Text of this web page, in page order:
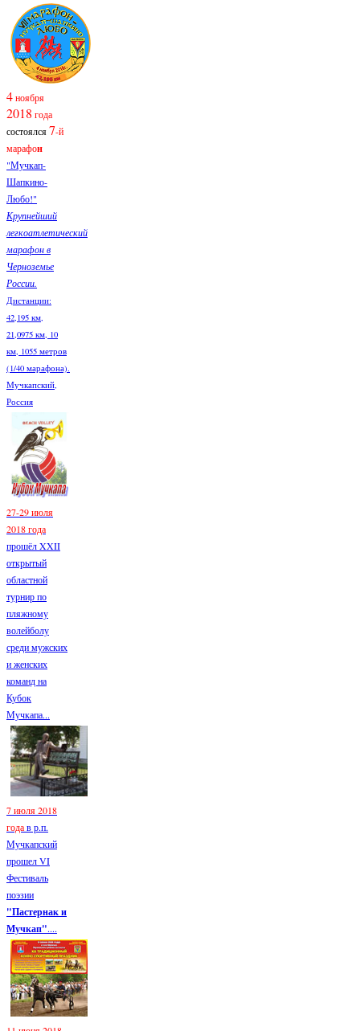
4ноября
2018 года
состоялся7-й
марафон
"Мучкап-
Шапкино-
Любо!"
Крупнейший
легкоатлетический
марафон в
Черноземье
России.
Дистанции:
42,195 км,
21,0975 км, 10
км, 1055 метров
(1/40 марафона).
Мучкапский,
Россия
27-29 июля
2018 года
прошёл XXII
открытый
областной
турнир по
пляжному
волейболу
среди мужских
и женских
команд на
Кубок
Мучкапа...
7 июля 2018
годав р.п.
Мучкапский
прошел VI
Фестиваль
поэзии
"Пастернак и
Мучкап"....